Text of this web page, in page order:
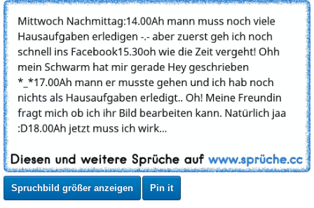
Spruchbild größer anzeigen Pin it